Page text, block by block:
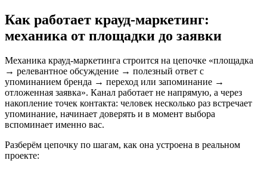
Как работает крауд-маркетинг:
механика от площадки до заявки
Механика крауд-маркетинга строится на цепочке «площадка
→ релевантное обсуждение → полезный ответ с
упоминанием бренда → переход или запоминание →
отложенная заявка». Канал работает не напрямую, а через
накопление точек контакта: человек несколько раз встречает
упоминание, начинает доверять и в момент выбора
вспоминает именно вас.
Разберём цепочку по шагам, как она устроена в реальном
проекте: